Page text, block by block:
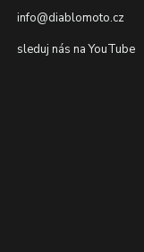
info@diablomoto.cz
sleduj nás na YouTube